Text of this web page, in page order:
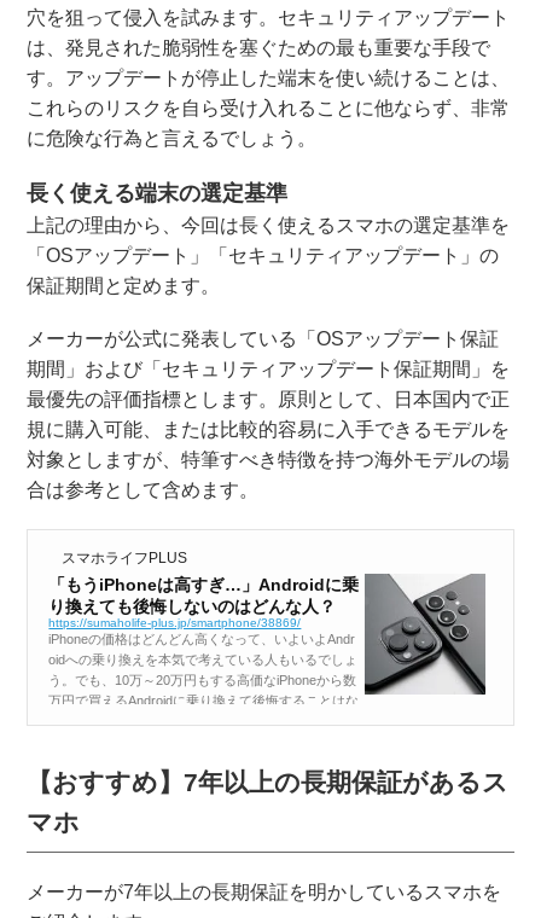
穴を狙って侵入を試みます。セキュリティアップデート
は、発見された脆弱性を塞ぐための最も重要な手段で
す。アップデートが停止した端末を使い続けることは、
これらのリスクを自ら受け入れることに他ならず、非常
に危険な行為と言えるでしょう。
長く使える端末の選定基準
上記の理由から、今回は長く使えるスマホの選定基準を
「OSアップデート」「セキュリティアップデート」の
保証期間と定めます。
メーカーが公式に発表している「OSアップデート保証
期間」および「セキュリティアップデート保証期間」を
最優先の評価指標とします。原則として、日本国内で正
規に購入可能、または比較的容易に入手できるモデルを
対象としますが、特筆すべき特徴を持つ海外モデルの場
合は参考として含めます。
スマホライフPLUS
「もうiPhoneは高すぎ…」Androidに乗
り換えても後悔しないのはどんな人？
https://sumaholife-plus.jp/smartphone/38869/
iPhoneの価格はどんどん高くなって、いよいよAndr
oidへの乗り換えを本気で考えている人もいるでしょ
う。でも、10万～20万円もする高価なiPhoneから数
万円で買えるAndroidに乗り換えて後悔することはな
【おすすめ】7年以上の長期保証があるス
マホ
メーカーが7年以上の長期保証を明かしているスマホを